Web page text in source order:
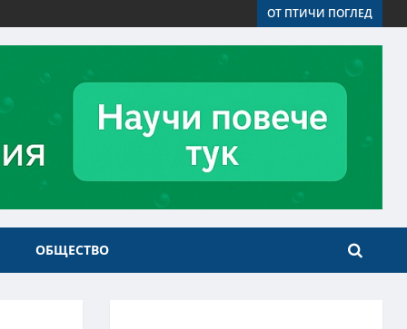
ОТ ПТИЧИ ПОГЛЕД
ОБЩЕСТВО